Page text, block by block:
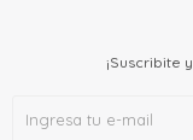
¡Suscribite